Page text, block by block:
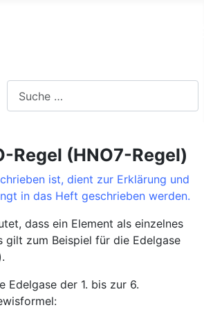
Regel (HNO7-Regel)
ist, dient zur Erklärung und
in das Heft geschrieben werden.
dass ein Element als einzelnes
gilt zum Beispiel für die Edelgase
Edelgase der 1. bis zur 6.